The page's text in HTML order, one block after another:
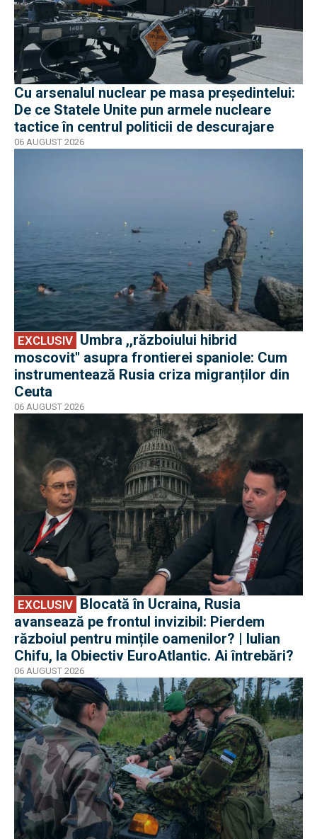
Cu arsenalul nuclear pe masa preşedintelui:
De ce Statele Unite pun armele nucleare
tactice în centrul politicii de descurajare
06 AUGUST 2026
EXCLUSIV
moscovit'' asupra frontierei spaniole: Cum
instrumentează Rusia criza migranților din
Ceuta
06 AUGUST 2026
EXCLUSIV
avansează pe frontul invizibil: Pierdem
războiul pentru mințile oamenilor? | Iulian
Chifu, la Obiectiv EuroAtlantic. Ai întrebări?
06 AUGUST 2026